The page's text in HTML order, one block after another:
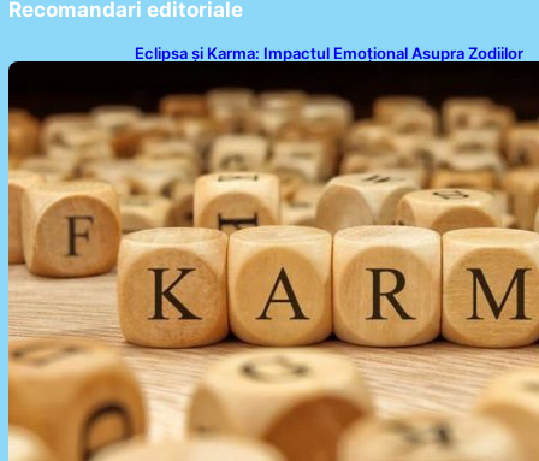
Recomandari editoriale
Eclipsa și Karma: Impactul Emoțional Asupra Zodiilor